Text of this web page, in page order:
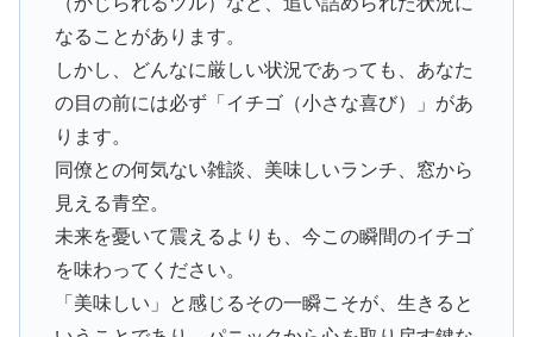
なることがあります。
しかし、どんなに厳しい状況であっても、あなた
の目の前には必ず「イチゴ（小さな喜び）」があ
ります。
同僚との何気ない雑談、美味しいランチ、窓から
見える青空。
未来を憂いて震えるよりも、今この瞬間のイチゴ
を味わってください。
「美味しい」と感じるその一瞬こそが、生きると